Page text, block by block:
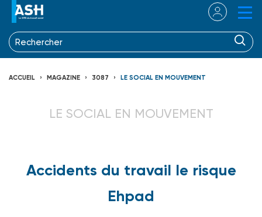
ACCUEIL MAGAZINE 3087 LE SOCIAL EN MOUVEMENT
LE SOCIAL EN MOUVEMENT
Accidents du travail le risque
Ehpad